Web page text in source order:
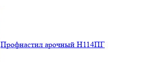
Профнастил арочный Н114ПГ